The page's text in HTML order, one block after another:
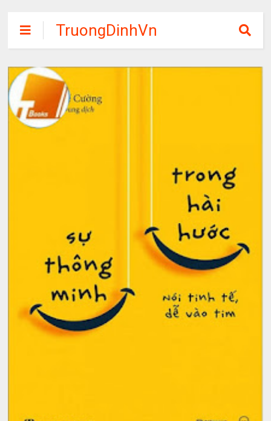
TruongDinhVn
Chia sẽ ebook,
các khóa học,
phần mềm học
tập miễn phí